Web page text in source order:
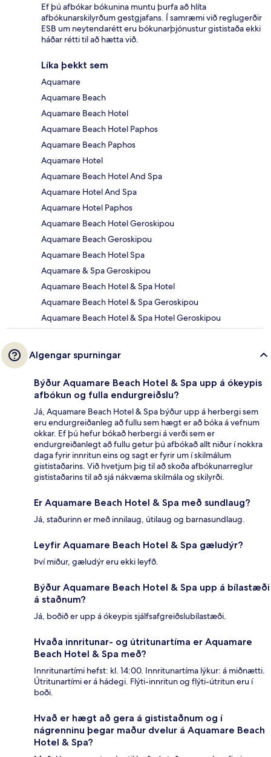
Ef þú afbókar bókunina muntu þurfa að hlíta
afbókunarskilyrðum gestgjafans. Í samræmi við reglugerðir
ESB um neytendarétt eru bókunarþjónustur gististaða ekki
háðar rétti til að hætta við.
Líka þekkt sem
Aquamare
Aquamare Beach
Aquamare Beach Hotel
Aquamare Beach Hotel Paphos
Aquamare Beach Paphos
Aquamare Hotel
Aquamare Beach Hotel And Spa
Aquamare Hotel And Spa
Aquamare Hotel Paphos
Aquamare Beach Hotel Geroskipou
Aquamare Beach Geroskipou
Aquamare Beach Hotel Spa
Aquamare & Spa Geroskipou
Aquamare Beach Hotel & Spa Hotel
Aquamare Beach Hotel & Spa Geroskipou
Aquamare Beach Hotel & Spa Hotel Geroskipou
Algengar spurningar
Býður Aquamare Beach Hotel & Spa upp á ókeypis
afbókun og fulla endurgreiðslu?
Já, Aquamare Beach Hotel & Spa býður upp á herbergi sem
eru endurgreiðanleg að fullu sem hægt er að bóka á vefnum
okkar. Ef þú hefur bókað herbergi á verði sem er
endurgreiðanlegt að fullu getur þú afbókað allt niður í nokkra
daga fyrir innritun eins og sagt er fyrir um í skilmálum
gististaðarins. Við hvetjum þig til að skoða afbókunarreglur
gististaðarins til að sjá nákvæma skilmála og skilyrði.
Er Aquamare Beach Hotel & Spa með sundlaug?
Já, staðurinn er með innilaug, útilaug og barnasundlaug.
Leyfir Aquamare Beach Hotel & Spa gæludýr?
Því miður, gæludýr eru ekki leyfð.
Býður Aquamare Beach Hotel & Spa upp á bílastæði
á staðnum?
Já, boðið er upp á ókeypis sjálfsafgreiðslubílastæði.
Hvaða innritunar- og útritunartíma er Aquamare
Beach Hotel & Spa með?
Innritunartími hefst: kl. 14:00. Innritunartíma lýkur: á miðnætti.
Útritunartími er á hádegi. Flýti-innritun og flýti-útritun eru í
boði.
Hvað er hægt að gera á gististaðnum og í
nágrenninu þegar maður dvelur á Aquamare Beach
Hotel & Spa?